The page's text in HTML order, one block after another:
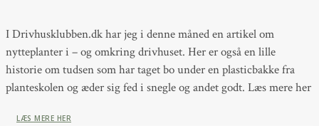
I Drivhusklubben.dk har jeg i denne måned en artikel om
nytteplanter i – og omkring drivhuset. Her er også en lille
historie om tudsen som har taget bo under en plasticbakke fra
planteskolen og æder sig fed i snegle og andet godt. Læs mere her
LÆS MERE HER